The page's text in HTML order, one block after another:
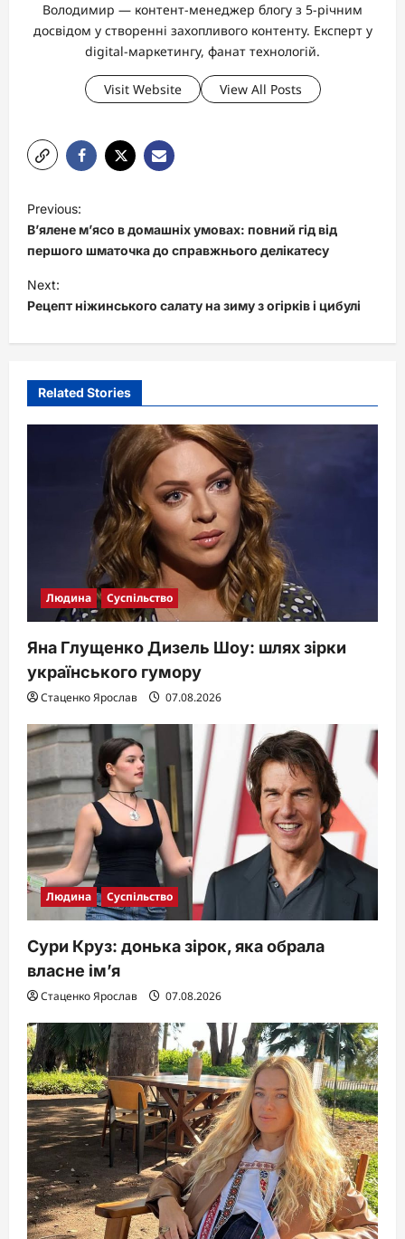
Володимир — контент-менеджер блогу з 5-річним
досвідом у створенні захопливого контенту. Експерт у
digital-маркетингу, фанат технологій.
Visit Website View All Posts
P
o
s
t
n
a
g
Previous:
В’ялене м’ясо в домашніх умовах: повний гід від
першого шматочка до справжнього делікатесу
Next:
Рецепт ніжинського салату на зиму з огірків і цибулі
Related Stories
Людина Суспільство
Яна Глущенко Дизель Шоу: шлях зірки
українського гумору
Стаценко Ярослав 07.08.2026
Людина Суспільство
Сури Круз: донька зірок, яка обрала
власне ім’я
Стаценко Ярослав 07.08.2026